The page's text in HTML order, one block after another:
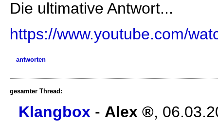
Die ultimative Antwort...
https://www.youtube.com/
antworten
gesamter Thread:
Klangbox - Alex ,